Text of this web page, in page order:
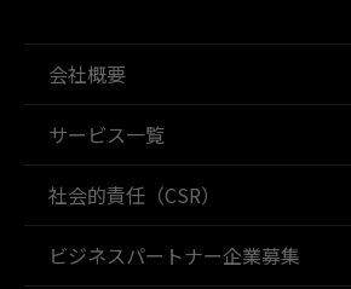
会社概要
サービス一覧
社会的責任（CSR）
ビジネスパートナー企業募集